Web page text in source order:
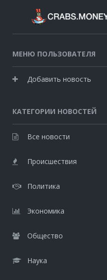
МЕНЮ ПОЛЬЗОВАТЕЛЯ
Добавить новость
КАТЕГОРИИ НОВОСТЕЙ
Все новости
Происшествия
Политика
Экономика
Общество
Наука